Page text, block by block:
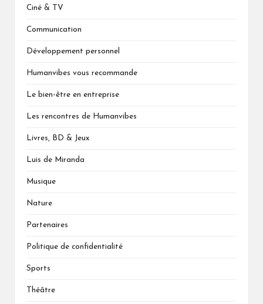
Ciné & TV
Communication
Développement personnel
Humanvibes vous recommande
Le bien-être en entreprise
Les rencontres de Humanvibes
Livres, BD & Jeux
Luis de Miranda
Musique
Nature
Partenaires
Politique de confidentialité
Sports
Théâtre